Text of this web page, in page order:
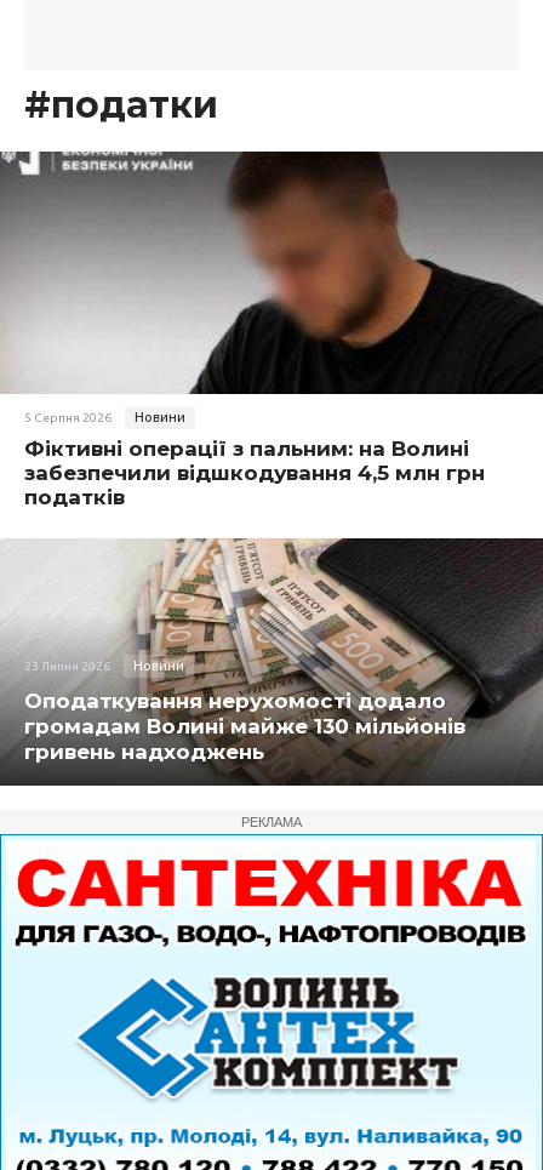
#податки
5 Серпня 2026 Новини
Фіктивні операції з пальним: на Волині
забезпечили відшкодування 4,5 млн грн
податків
23 Липня 2026 Новини
Оподаткування нерухомості додало
громадам Волині майже 130 мільйонів
гривень надходжень
РЕКЛАМА